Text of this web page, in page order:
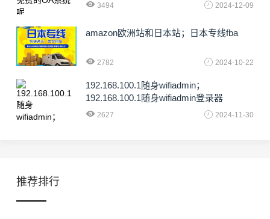
3494 2024-12-09
amazon欧洲站和日本站；日本专线fba
2782 2024-10-22
192.168.100.1随身wifiadmin；
192.168.100.1随身wifiadmin登录器
2627 2024-11-30
推荐排行